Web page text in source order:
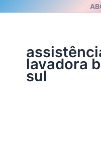
lavadora
sul